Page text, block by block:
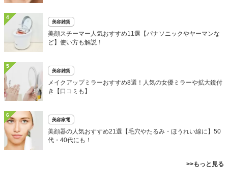
4
美容雑貨
美顔スチーマー人気おすすめ11選【パナソニックやヤーマンな
ど】使い方も解説！
5
美容雑貨
メイクアップミラーおすすめ8選！人気の女優ミラーや拡大鏡付
き【口コミも】
6
美容家電
美顔器の人気おすすめ21選【毛穴やたるみ・ほうれい線に】50
代・40代にも！
>>もっと見る